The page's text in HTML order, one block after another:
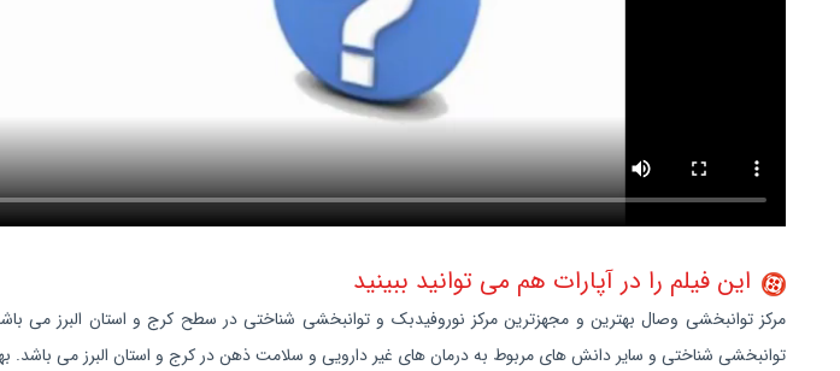
این فیلم را در آپارات هم می توانید ببینید
مرکز توانبخشی وصال بهترین و مجهزترین مرکز نوروفیدبک و توانبخشی شناختی در سطح کرج و استان البرز می
توانبخشی شناختی و سایر دانش های مربوط به درمان های غیر دارویی و سلامت ذهن در کرج و استان البرز می باشد.